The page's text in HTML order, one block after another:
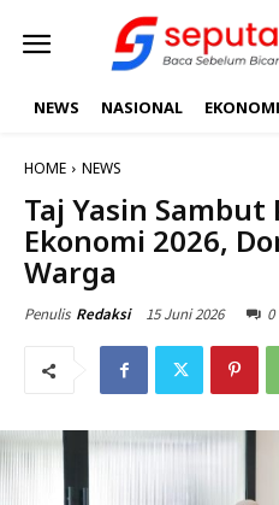
NEWS NASIONAL EKONOMI
HOME NEWS
Taj Yasin Sambut
Ekonomi 2026,
Warga
Penulis Redaksi 15 Juni 2026 0